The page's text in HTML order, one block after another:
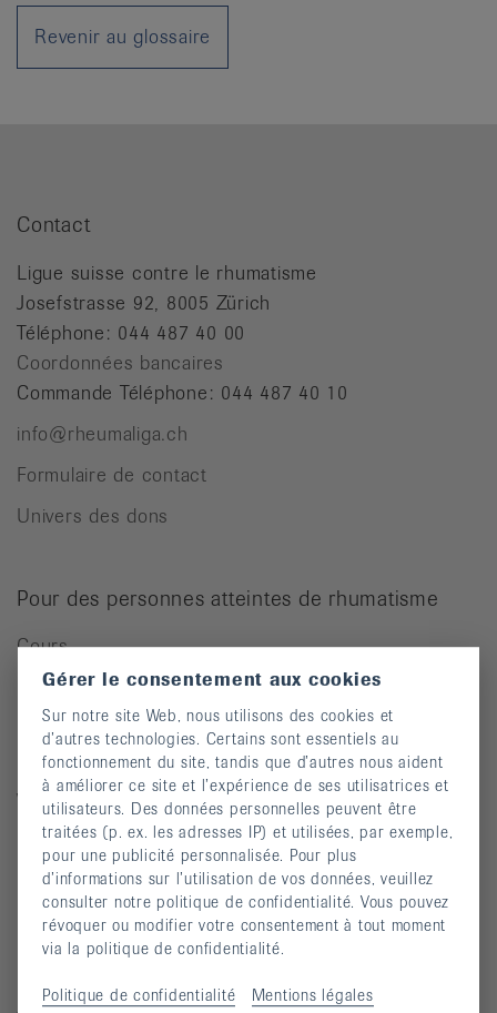
Revenir au glossaire
Contact
Ligue suisse contre le rhumatisme
Josefstrasse 92, 8005 Zürich
Téléphone: 044 487 40 00
Coordonnées bancaires
Commande Téléphone: 044 487 40 10
info@rheumaliga.ch
Formulaire de contact
Univers des dons
Pour des personnes atteintes de rhumatisme
Cours
Manifestations
Prévention des chutes
Publications
Vidéos
Lettre d’information
Moyens auxiliaires
Maladies rhumatismales
Arthrite
Gérer le consentement aux cookies
Sur notre site Web, nous utilisons des cookies et
d’autres technologies. Certains sont essentiels au
fonctionnement du site, tandis que d’autres nous aident
à améliorer ce site et l’expérience de ses utilisatrices et
utilisateurs. Des données personnelles peuvent être
traitées (p. ex. les adresses IP) et utilisées, par exemple,
pour une publicité personnalisée. Pour plus
d’informations sur l’utilisation de vos données, veuillez
consulter notre politique de confidentialité. Vous pouvez
révoquer ou modifier votre consentement à tout moment
via la politique de confidentialité.
Politique de confidentialité Mentions légales